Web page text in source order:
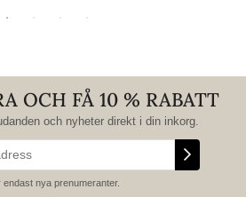
OCH FÅ 10 % RABATT
och nyheter direkt i din inkorg.
endast nya prenumeranter.